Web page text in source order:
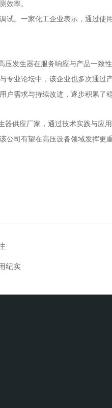
效率。
试。一家化工企业表示，通过
发生器在服务响应与产品一
业论坛中，该企业也多次通过
需求与持续改进，逐步积累
供应厂家，通过技术实践与应
公司有望在高压设备领域发挥
纪实